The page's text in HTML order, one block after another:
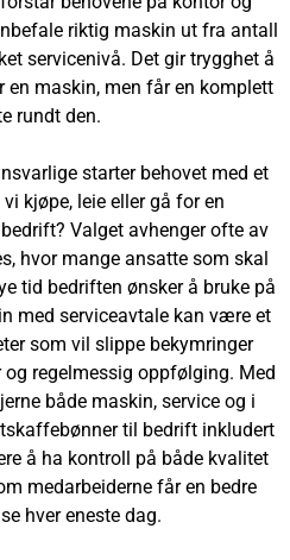
riktig maskin ut fra antall
servicenivå. Det gir trygghet å
en maskin, men får en komplett
rundt den.
starter behovet med et
kjøpe, leie eller gå for en
Valget avhenger ofte av
hvor mange ansatte som skal
tid bedriften ønsker å bruke på
med serviceavtale kan være et
som vil slippe bekymringer
regelmessig oppfølging. Med
både maskin, service og i
til bedrift inkludert
å ha kontroll på både kvalitet
medarbeiderne får en bedre
hver eneste dag.